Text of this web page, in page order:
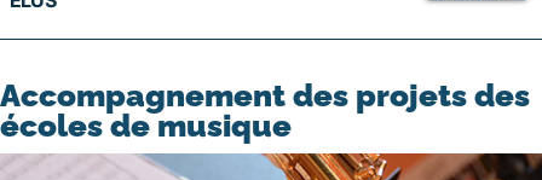
Accompagnement des projets des
écoles de musique